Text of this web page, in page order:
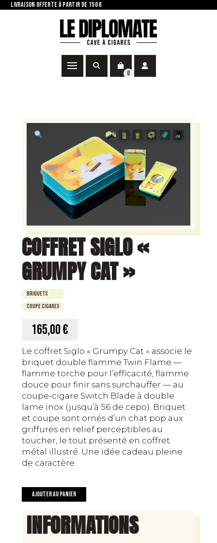
LIVRAISON OFFERTE À PARTIR DE 150 €
0
COFFRET SIGLO «
GRUMPY CAT »
Briquets
Coupe Cigares
165,00 €
Le coffret Siglo « Grumpy Cat » associe le
briquet double flamme Twin Flame —
flamme torche pour l’efficacité, flamme
douce pour finir sans surchauffer — au
coupe-cigare Switch Blade à double
lame inox (jusqu’à 56 de cepo). Briquet
et coupe sont ornés d’un chat pop aux
griffures en relief perceptibles au
toucher, le tout présenté en coffret
métal illustré. Une idée cadeau pleine
de caractère.
quantité
de
Coffret
Siglo
Ajouter au panier
INFORMATIONS